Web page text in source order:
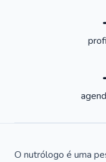
O nutrólogo é uma